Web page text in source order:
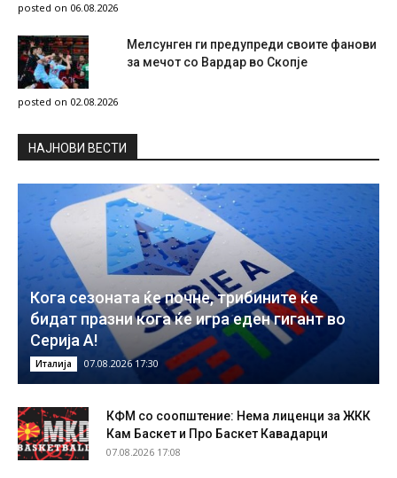
posted on 06.08.2026
Мелсунген ги предупреди своите фанови
за мечот со Вардар во Скопје
posted on 02.08.2026
НAЈНОВИ ВЕСТИ
Кога сезоната ќе почне, трибините ќе
бидат празни кога ќе игра еден гигант во
Серија А!
Италија 07.08.2026 17:30
КФМ со соопштение: Нема лиценци за ЖКК
Кам Баскет и Про Баскет Кавадарци
07.08.2026 17:08